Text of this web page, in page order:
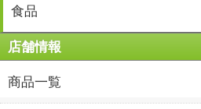
食品
店舗情報
商品一覧